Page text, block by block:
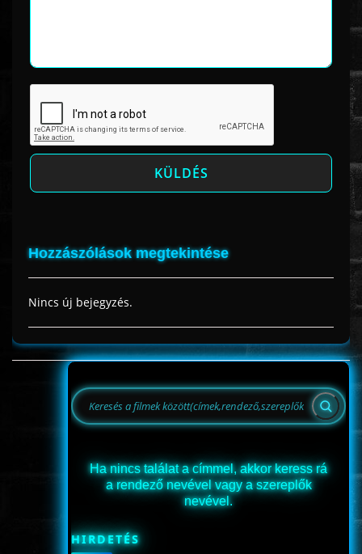
Hozzászólások megtekintése
Nincs új bejegyzés.
Ha nincs találat a címmel, akkor keress rá
a rendező nevével vagy a szereplők
nevével.
HIRDETÉS